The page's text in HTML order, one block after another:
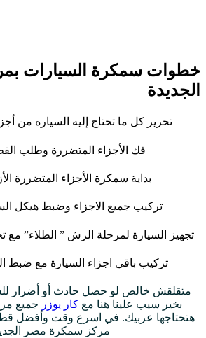
خطوات سمكرة السيارات
الجديدة
تحرير كل ما تحتاج إليه السياره من
فك الأجزاء المتضررة وطلب
بداية سمكرة الأجزاء المتضررة
تركيب جميع الاجزاء وضبط هيكل
تجهيز السيارة لمرحلة الرش ” الطلاء” مع
تركيب باقي اجزاء السيارة مع ضبط
متقلقش خالص لو حصل حادث أو أضرار
بخير سيب علينا هنا معكار يوزر جميع
هتحتاجها عربيك. في اسرع وقت وأفضل
مركز سمكرة مصر